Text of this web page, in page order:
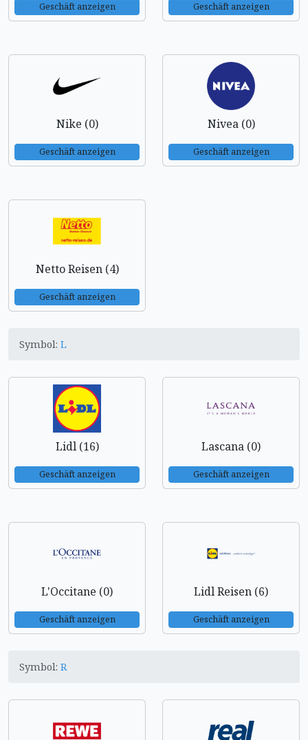
Geschäft anzeigen Geschäft anzeigen
Nike (0)
Geschäft anzeigen
Nivea (0)
Geschäft anzeigen
Netto Reisen (4)
Geschäft anzeigen
Symbol: L
Lidl (16)
Geschäft anzeigen
Lascana (0)
Geschäft anzeigen
L'Occitane (0)
Geschäft anzeigen
Lidl Reisen (6)
Geschäft anzeigen
Symbol: R